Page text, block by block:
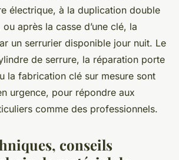
électrique, à la duplication double
après la casse d’une clé, la
un serrurier disponible jour nuit. Le
de serrure, la réparation porte
la fabrication clé sur mesure sont
urgence, pour répondre aux
comme des professionnels.
conseils